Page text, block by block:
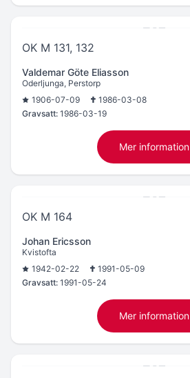
OK M 131, 132
Valdemar Göte Eliasson
Oderljunga, Perstorp
1906-07-09
1986-03-08
Gravsatt: 1986-03-19
Mer information
OK M 164
Johan Ericsson
Kvistofta
1942-02-22
1991-05-09
Gravsatt: 1991-05-24
Mer information